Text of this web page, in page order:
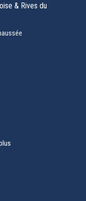
& Rives du